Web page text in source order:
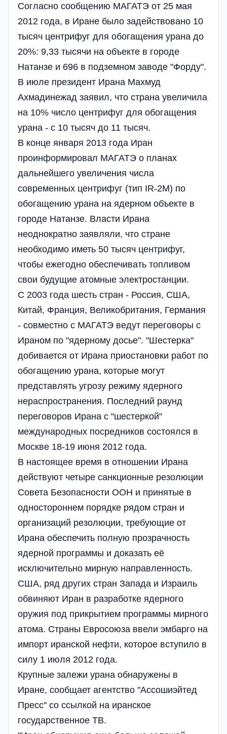
Согласно сообщению МАГАТЭ от 25 мая
2012 года, в Иране было задействовано 10
тысяч центрифуг для обогащения урана до
20%: 9,33 тысячи на объекте в городе
Натанзе и 696 в подземном заводе "Форду".
В июле президент Ирана Махмуд
Ахмадинежад заявил, что страна увеличила
на 10% число центрифуг для обогащения
урана - с 10 тысяч до 11 тысяч.
В конце января 2013 года Иран
проинформировал МАГАТЭ о планах
дальнейшего увеличения числа
современных центрифуг (тип IR-2M) по
обогащению урана на ядерном объекте в
городе Натанзе. Власти Ирана
неоднократно заявляли, что стране
необходимо иметь 50 тысяч центрифуг,
чтобы ежегодно обеспечивать топливом
свои будущие атомные электростанции.
С 2003 года шесть стран - Россия, США,
Китай, Франция, Великобритания, Германия
- совместно с МАГАТЭ ведут переговоры с
Ираном по "ядерному досье". "Шестерка"
добивается от Ирана приостановки работ по
обогащению урана, которые могут
представлять угрозу режиму ядерного
нераспространения. Последний раунд
переговоров Ирана с "шестеркой"
международных посредников состоялся в
Москве 18-19 июня 2012 года.
В настоящее время в отношении Ирана
действуют четыре санкционные резолюции
Совета Безопасности ООН и принятые в
одностороннем порядке рядом стран и
организаций резолюции, требующие от
Ирана обеспечить полную прозрачность
ядерной программы и доказать её
исключительно мирную направленность.
США, ряд других стран Запада и Израиль
обвиняют Иран в разработке ядерного
оружия под прикрытием программы мирного
атома. Страны Евросоюза ввели эмбарго на
импорт иранской нефти, которое вступило в
силу 1 июля 2012 года.
Крупные залежи урана обнаружены в
Иране, сообщает агентство "Ассошиэйтед
Пресс" со ссылкой на иранское
государственное ТВ.